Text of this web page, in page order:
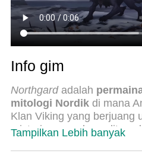
Info gim
Northgardadalah
mitologi Nordikdi mana
Klan Viking yang berjuang
misterius yang baru
Tampilkan Lebih banyak